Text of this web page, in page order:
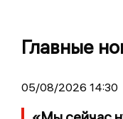
Главные
05/08/2026 14:30